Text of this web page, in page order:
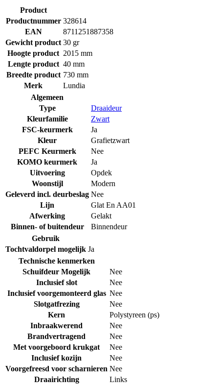
Product
Productnummer 328614
EAN
8711251887358
Gewicht product 30 gr
Hoogte product 2015 mm
Lengte product 40 mm
Breedte product 730 mm
Merk
Lundia
Algemeen
Type
Draaideur
Kleurfamilie
Zwart
FSC-keurmerk
Ja
Kleur
Grafietzwart
PEFC Keurmerk
Nee
KOMO keurmerk
Ja
Uitvoering
Opdek
Woonstijl
Modern
Geleverd incl. deurbeslag Nee
Lijn
Glat En AA01
Afwerking
Gelakt
Binnen- of buitendeur
Binnendeur
Gebruik
Tochtvaldorpel mogelijk Ja
Technische kenmerken
Schuifdeur Mogelijk
Nee
Inclusief slot
Nee
Inclusief voorgemonteerd glas Nee
Slotgatfrezing
Nee
Kern
Polystyreen (ps)
Inbraakwerend
Nee
Brandvertragend
Nee
Met voorgeboord krukgat
Nee
Inclusief kozijn
Nee
Voorgefreesd voor scharnieren Nee
Draairichting
Links